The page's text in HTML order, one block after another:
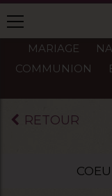
MARIAGE
COMMUNION
RETOUR